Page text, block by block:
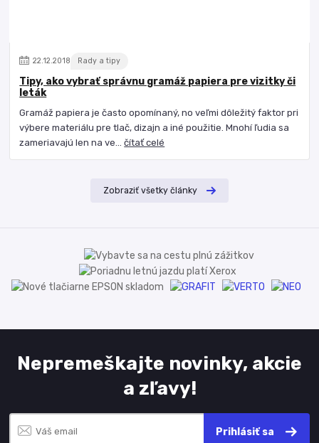
22.12.2018 Rady a tipy
Tipy, ako vybrať správnu gramáž papiera pre vizitky či
leták
Gramáž papiera je často opomínaný, no veľmi dôležitý faktor pri
výbere materiálu pre tlač, dizajn a iné použitie. Mnohí ľudia sa
zameriavajú len na ve...čítať celé
Zobraziť všetky články
Nepremeškajte novinky, akcie
a zľavy!
Prihlásiť sa